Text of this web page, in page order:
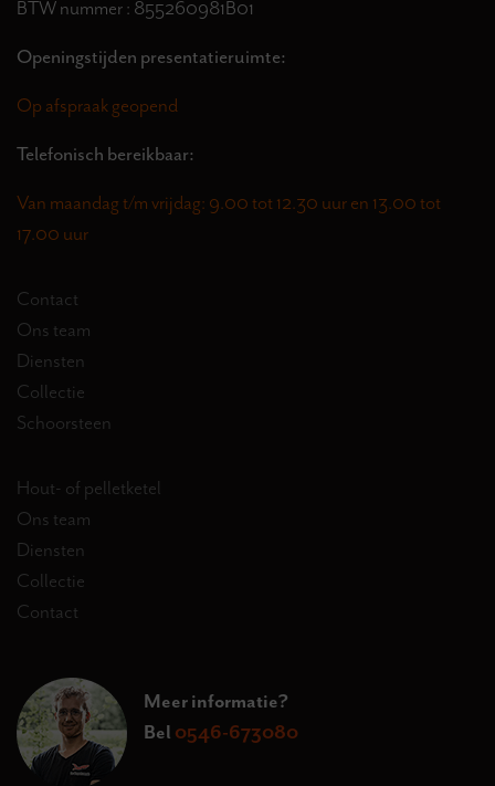
BTW nummer : 855260981B01
Openingstijden presentatieruimte:
Op afspraak geopend
Telefonisch bereikbaar:
Van maandag t/m vrijdag: 9.00 tot 12.30 uur en 13.00 tot
17.00 uur
Contact
Ons team
Diensten
Collectie
Schoorsteen
Hout- of pelletketel
Ons team
Diensten
Collectie
Contact
Meer informatie?
Bel 0546-673080